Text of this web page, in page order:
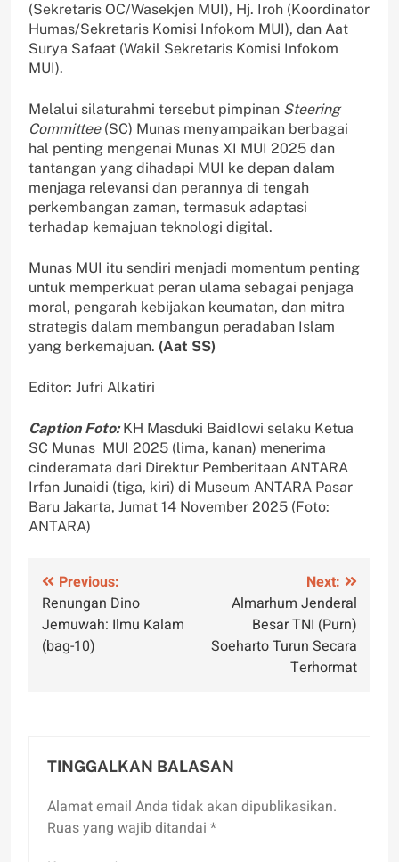
(Sekretaris OC/Wasekjen MUI), Hj. Iroh (Koordinator
Humas/Sekretaris Komisi Infokom MUI), dan Aat
Surya Safaat (Wakil Sekretaris Komisi Infokom
MUI).
Melalui silaturahmi tersebut pimpinan Steering
Committee(SC) Munas menyampaikan berbagai
hal penting mengenai Munas XI MUI 2025 dan
tantangan yang dihadapi MUI ke depan dalam
menjaga relevansi dan perannya di tengah
perkembangan zaman, termasuk adaptasi
terhadap kemajuan teknologi digital.
Munas MUI itu sendiri menjadi momentum penting
untuk memperkuat peran ulama sebagai penjaga
moral, pengarah kebijakan keumatan, dan mitra
strategis dalam membangun peradaban Islam
yang berkemajuan. (Aat SS)
Editor: Jufri Alkatiri
Caption Foto:KH Masduki Baidlowi selaku Ketua
SC Munas MUI 2025 (lima, kanan) menerima
cinderamata dari Direktur Pemberitaan ANTARA
Irfan Junaidi (tiga, kiri) di Museum ANTARA Pasar
Baru Jakarta, Jumat 14 November 2025 (Foto:
ANTARA)
Navigasi
pos
Previous:
Renungan Dino
Jemuwah: Ilmu Kalam
(bag-10)
Next:
Almarhum Jenderal
Besar TNI (Purn)
Soeharto Turun Secara
Terhormat
TINGGALKAN BALASAN
Alamat email Anda tidak akan dipublikasikan.
Ruas yang wajib ditandai *